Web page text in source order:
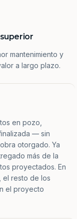
mantenimiento y
a largo plazo.
en pozo,
— sin
otorgado. Ya
más de la
proyectados. En
el resto de los
el proyecto